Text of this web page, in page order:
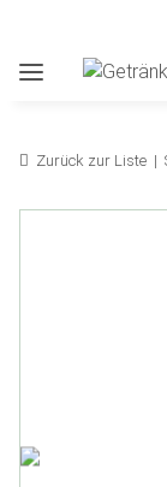
Zurück zur Liste